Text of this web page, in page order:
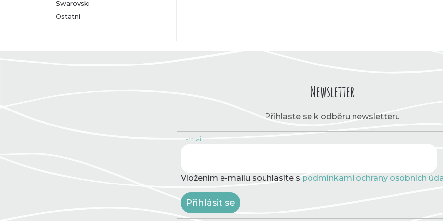
Swarovski
Ostatní
Newsletter
Přihlaste se k odběru newsletteru
E-mail
Vložením e-mailu souhlasíte s podmínkami ochrany osobních
Přihlásit se